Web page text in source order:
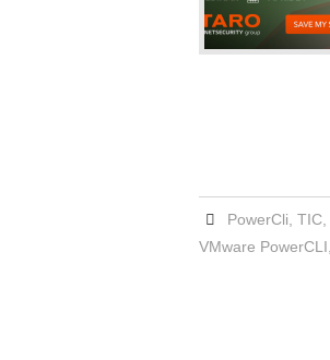
PowerCli ,TIC
VMware PowerCLI